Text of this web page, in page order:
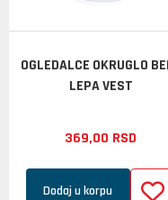
OGLEDALCE OKRUGLO
LEPA VEST
369,00 RSD
Dodaj u korpu